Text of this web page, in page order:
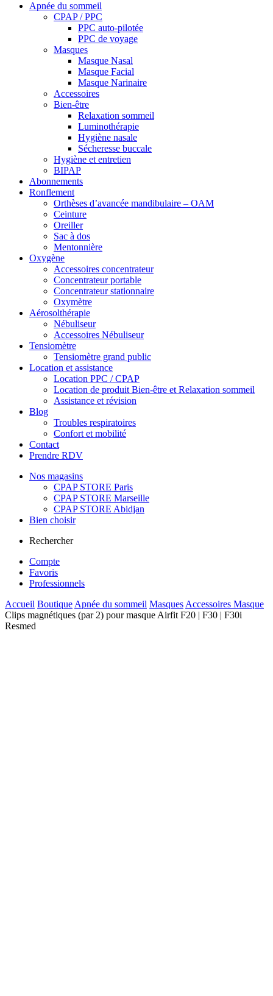
Apnée du sommeil
CPAP / PPC
PPC auto-pilotée
PPC de voyage
Masques
Masque Nasal
Masque Facial
Masque Narinaire
Accessoires
Bien-être
Relaxation sommeil
Luminothérapie
Hygiène nasale
Sécheresse buccale
Hygiène et entretien
BIPAP
Abonnements
Ronflement
Orthèses d’avancée mandibulaire – OAM
Ceinture
Oreiller
Sac à dos
Mentonnière
Oxygène
Accessoires concentrateur
Concentrateur portable
Concentrateur stationnaire
Oxymètre
Aérosolthérapie
Nébuliseur
Accessoires Nébuliseur
Tensiomètre
Tensiomètre grand public
Location et assistance
Location PPC / CPAP
Location de produit Bien-être et Relaxation sommeil
Assistance et révision
Blog
Troubles respiratoires
Confort et mobilité
Contact
Prendre RDV
Nos magasins
CPAP STORE Paris
CPAP STORE Marseille
CPAP STORE Abidjan
Bien choisir
Rechercher
Compte
Favoris
Professionnels
Accueil BoutiqueApnée du sommeil MasquesAccessoires Masque
Clips magnétiques (par 2) pour masque Airfit F20 | F30 | F30i
Resmed